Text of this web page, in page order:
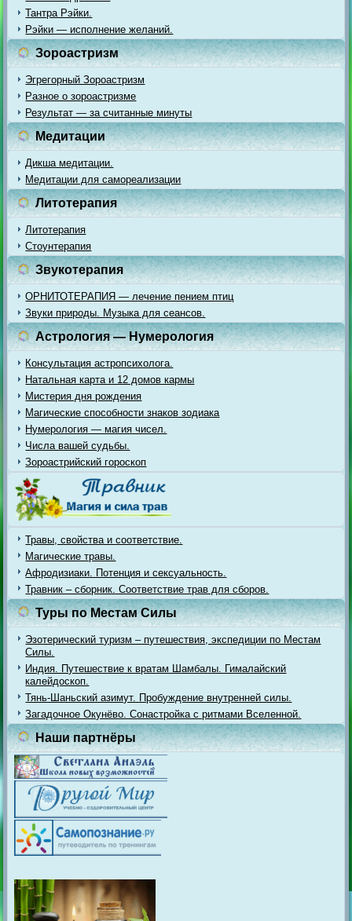
Тантра Рэйки.
Рэйки — исполнение желаний.
Зороастризм
Эгрегорный Зороастризм
Разное о зороастризме
Результат — за считанные минуты
Медитации
Дикша медитации.
Медитации для самореализации
Литотерапия
Литотерапия
Стоунтерапия
Звукотерапия
ОРНИТОТЕРАПИЯ — лечение пением птиц
Звуки природы. Музыка для сеансов.
Астрология — Нумерология
Консультация астропсихолога.
Натальная карта и 12 домов кармы
Мистерия дня рождения
Магические способности знаков зодиака
Нумерология — магия чисел.
Числа вашей судьбы.
Зороастрийский гороскоп
Травы, свойства и соответствие.
Магические травы.
Афродизиаки. Потенция и сексуальность.
Травник – сборник. Соответствие трав для сборов.
Туры по Местам Силы
Эзотерический туризм – путешествия, экспедиции по Местам
Силы.
Индия. Путешествие к вратам Шамбалы. Гималайский
калейдоскоп.
Тянь-Шаньский азимут. Пробуждение внутренней силы.
Загадочное Окунёво. Сонастройка с ритмами Вселенной.
Наши партнёры